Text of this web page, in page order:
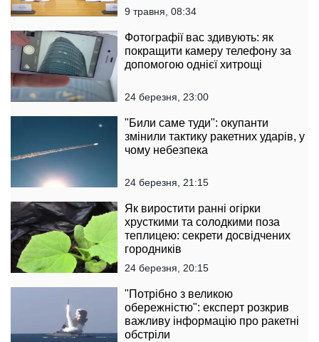
9 травня, 08:34
Фотографії вас здивують: як
покращити камеру телефону за
допомогою однієї хитрощі
24 березня, 23:00
"Били саме туди": окупанти
змінили тактику ракетних ударів, у
чому небезпека
24 березня, 21:15
Як виростити ранні огірки
хрусткими та солодкими поза
теплицею: секрети досвідчених
городників
24 березня, 20:15
"Потрібно з великою
обережністю": експерт розкрив
важливу інформацію про ракетні
обстріли